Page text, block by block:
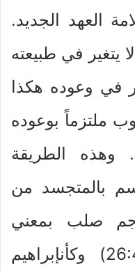
العهد الجديد.
يتغير في طبيعته
في وعوده هكذا
ملتزماً بوعوده
وهذه الطريقة
بالمتجسد من
صلب بمعني
مصدر النسل (تك 26:46) وكأنإبراهيم